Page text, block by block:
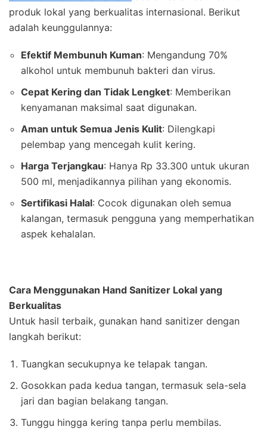
produk lokal yang berkualitas internasional. Berikut
adalah keunggulannya:
Efektif Membunuh Kuman: Mengandung 70%
alkohol untuk membunuh bakteri dan virus.
Cepat Kering dan Tidak Lengket: Memberikan
kenyamanan maksimal saat digunakan.
Aman untuk Semua Jenis Kulit: Dilengkapi
pelembap yang mencegah kulit kering.
Harga Terjangkau: Hanya Rp 33.300 untuk ukuran
500 ml, menjadikannya pilihan yang ekonomis.
Sertifikasi Halal: Cocok digunakan oleh semua
kalangan, termasuk pengguna yang memperhatikan
aspek kehalalan.
Cara Menggunakan Hand Sanitizer Lokal yang
Berkualitas
Untuk hasil terbaik, gunakan hand sanitizer dengan
langkah berikut:
Tuangkan secukupnya ke telapak tangan.
Gosokkan pada kedua tangan, termasuk sela-sela
jari dan bagian belakang tangan.
Tunggu hingga kering tanpa perlu membilas.